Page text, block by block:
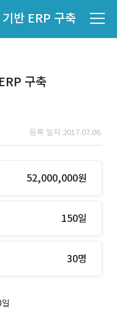
반 ERP 구축
구축
등록 일자 2017.07.06.
52,000,000원
150일
30명